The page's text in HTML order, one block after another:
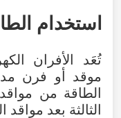
استخدام
تُعَد الأفران
موقد أو فرن
الطاقة من
الثالثة بعد مواقد